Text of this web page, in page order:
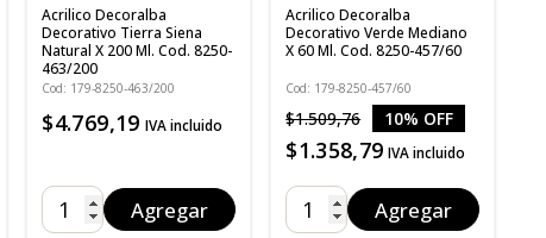
Acrilico Decoralba
Decorativo Tierra Siena
Natural X 200 Ml. Cod. 8250-
463/200
Cod: 179-8250-463/200
$4.769,19 IVA incluido
Agregar
Acrilico Decoralba
Decorativo Verde Mediano
X 60 Ml. Cod. 8250-457/60
Cod: 179-8250-457/60
$1.509,76 10% OFF
$1.358,79 IVA incluido
Agregar